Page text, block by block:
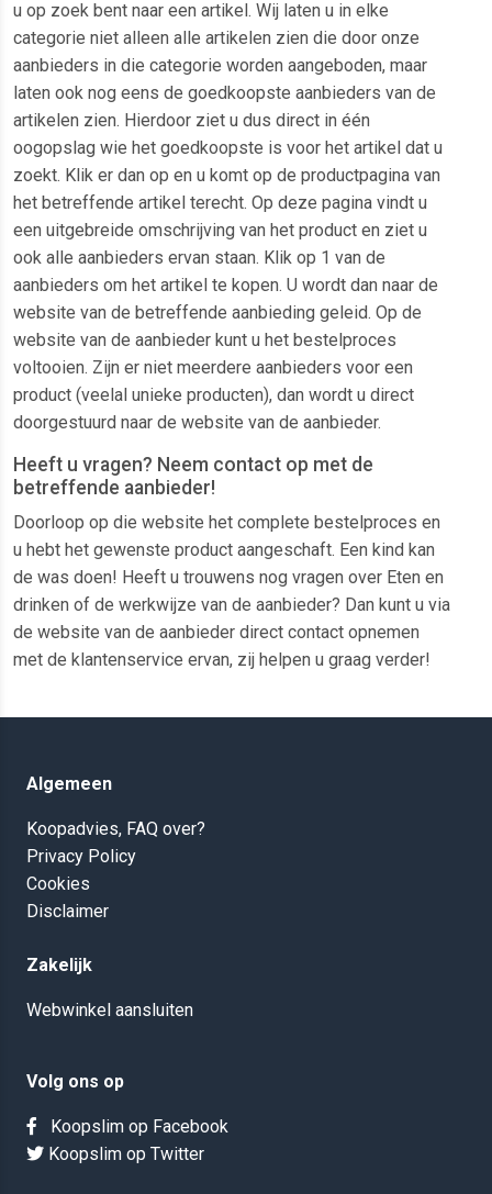
u op zoek bent naar een artikel. Wij laten u in elke
categorie niet alleen alle artikelen zien die door onze
aanbieders in die categorie worden aangeboden, maar
laten ook nog eens de goedkoopste aanbieders van de
artikelen zien. Hierdoor ziet u dus direct in één
oogopslag wie het goedkoopste is voor het artikel dat u
zoekt. Klik er dan op en u komt op de productpagina van
het betreffende artikel terecht. Op deze pagina vindt u
een uitgebreide omschrijving van het product en ziet u
ook alle aanbieders ervan staan. Klik op 1 van de
aanbieders om het artikel te kopen. U wordt dan naar de
website van de betreffende aanbieding geleid. Op de
website van de aanbieder kunt u het bestelproces
voltooien. Zijn er niet meerdere aanbieders voor een
product (veelal unieke producten), dan wordt u direct
doorgestuurd naar de website van de aanbieder.
Heeft u vragen? Neem contact op met de
betreffende aanbieder!
Doorloop op die website het complete bestelproces en
u hebt het gewenste product aangeschaft. Een kind kan
de was doen! Heeft u trouwens nog vragen over Eten en
drinken of de werkwijze van de aanbieder? Dan kunt u via
de website van de aanbieder direct contact opnemen
met de klantenservice ervan, zij helpen u graag verder!
Algemeen
Koopadvies, FAQ over?
Privacy Policy
Cookies
Disclaimer
Zakelijk
Webwinkel aansluiten
Volg ons op
Koopslim op Facebook
Koopslim op Twitter